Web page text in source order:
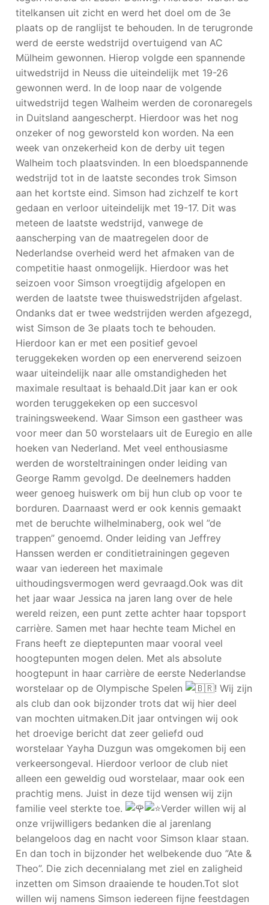
titelkansen uit zicht en werd het doel om de 3e
plaats op de ranglijst te behouden. In de terugronde
werd de eerste wedstrijd overtuigend van AC
Mülheim gewonnen. Hierop volgde een spannende
uitwedstrijd in Neuss die uiteindelijk met 19-26
gewonnen werd. In de loop naar de volgende
uitwedstrijd tegen Walheim werden de coronaregels
in Duitsland aangescherpt. Hierdoor was het nog
onzeker of nog geworsteld kon worden. Na een
week van onzekerheid kon de derby uit tegen
Walheim toch plaatsvinden. In een bloedspannende
wedstrijd tot in de laatste secondes trok Simson
aan het kortste eind. Simson had zichzelf te kort
gedaan en verloor uiteindelijk met 19-17. Dit was
meteen de laatste wedstrijd, vanwege de
aanscherping van de maatregelen door de
Nederlandse overheid werd het afmaken van de
competitie haast onmogelijk. Hierdoor was het
seizoen voor Simson vroegtijdig afgelopen en
werden de laatste twee thuiswedstrijden afgelast.
Ondanks dat er twee wedstrijden werden afgezegd,
wist Simson de 3e plaats toch te behouden.
Hierdoor kan er met een positief gevoel
teruggekeken worden op een enerverend seizoen
waar uiteindelijk naar alle omstandigheden het
maximale resultaat is behaald.Dit jaar kan er ook
worden teruggekeken op een succesvol
trainingsweekend. Waar Simson een gastheer was
voor meer dan 50 worstelaars uit de Euregio en alle
hoeken van Nederland. Met veel enthousiasme
werden de worsteltrainingen onder leiding van
George Ramm gevolgd. De deelnemers hadden
weer genoeg huiswerk om bij hun club op voor te
borduren. Daarnaast werd er ook kennis gemaakt
met de beruchte wilhelminaberg, ook wel ”de
trappen” genoemd. Onder leiding van Jeffrey
Hanssen werden er conditietrainingen gegeven
waar van iedereen het maximale
uithoudingsvermogen werd gevraagd.Ook was dit
het jaar waar Jessica na jaren lang over de hele
wereld reizen, een punt zette achter haar topsport
carrière. Samen met haar hechte team Michel en
Frans heeft ze dieptepunten maar vooral veel
hoogtepunten mogen delen. Met als absolute
hoogtepunt in haar carrière de eerste Nederlandse
worstelaar op de Olympische Spelen
! Wij zijn
als club dan ook bijzonder trots dat wij hier deel
van mochten uitmaken.Dit jaar ontvingen wij ook
het droevige bericht dat zeer geliefd oud
worstelaar Yayha Duzgun was omgekomen bij een
verkeersongeval. Hierdoor verloor de club niet
alleen een geweldig oud worstelaar, maar ook een
prachtig mens. Juist in deze tijd wensen wij zijn
familie veel sterkte toe.
Verder willen wij al
onze vrijwilligers bedanken die al jarenlang
belangeloos dag en nacht voor Simson klaar staan.
En dan toch in bijzonder het welbekende duo ”Ate &
Theo”. Die zich decennialang met ziel en zaligheid
inzetten om Simson draaiende te houden.Tot slot
willen wij namens Simson iedereen fijne feestdagen